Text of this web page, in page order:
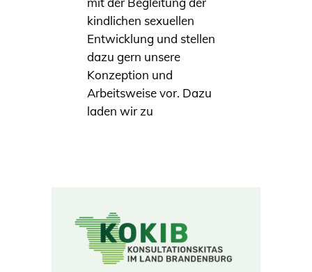
kindlichen sexuellen
Entwicklung und stellen
dazu gern unsere
Konzeption und
Arbeitsweise vor. Dazu
laden wir zu